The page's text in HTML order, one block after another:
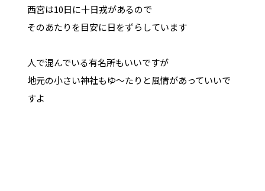
西宮は10日に十日戎があるので
そのあたりを目安に日をずらしています
人で混んでいる有名所もいいですが
地元の小さい神社もゆ～たりと風情があっていいで
すよ